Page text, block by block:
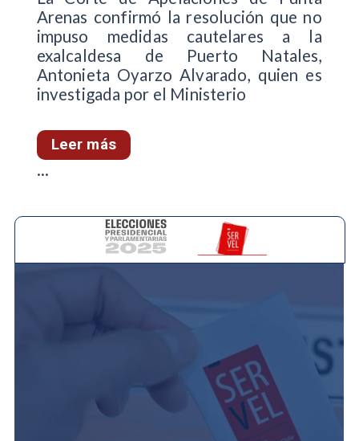
Arenas confirmó la resolución que no
impuso medidas cautelares a la
exalcaldesa de Puerto Natales,
Antonieta Oyarzo Alvarado, quien es
investigada por el Ministerio
Leer más
...